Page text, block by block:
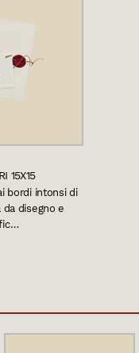
15X15
bordi intonsi di
disegno e